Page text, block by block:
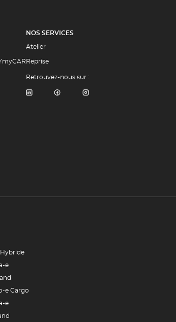
NOS SERVICES
Atelier
Reprise
Retrouvez-nous sur :
e
e Cargo
e